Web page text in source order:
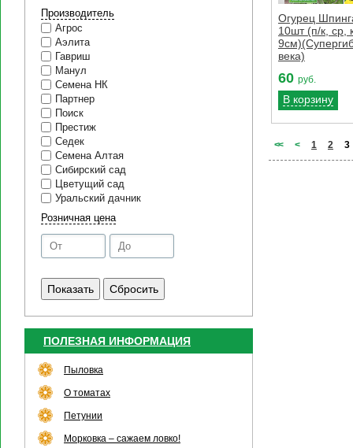
Производитель
Агрос
Аэлита
Гавриш
Манул
Семена НК
Партнер
Поиск
Престиж
Седек
Семена Алтая
Сибирский сад
Цветущий сад
Уральский дачник
Розничная цена
ПОЛЕЗНАЯ ИНФОРМАЦИЯ
Пыловка
О томатах
Петунии
Морковка – сажаем ловко!
Огурец
10шт (п/к, ср,
века)
60 руб.
В корзину
<< < 1 2 3